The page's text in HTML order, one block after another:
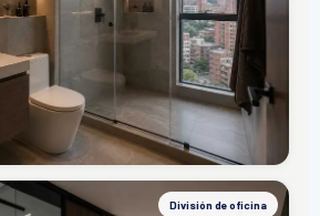
División de oficina